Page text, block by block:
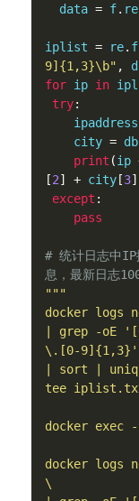
  data
= f.
iplist = re.
9]{1,3}\b" ,
for ip in
try:
    ipaddress
    city
= db
print (ip
[2] + city [3
except :
pass
# 统计日志中
息，最新日志
"""
docker logs
| grep -oE
\.[0-
| sort |
tee
docker exec
docker logs
\